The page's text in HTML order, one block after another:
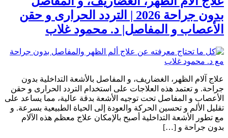
بدون جراحة 2026 | التردد الحرارى و حقن
الأعصاب و المفاصل| د. محمود غلاب
علاج آلام الظهر، الغضاريف، و المفاصل بالأشعة التداخلية بدون
جراحة. و تعتمد هذه العلاجات على استخدام التردد الحرارى و حقن
الأعصاب و المفاصل تحت توجيه الأشعة بدقة عالية، مما يساعد على
تقليل الألم و تحسين الحركة والعودة إلى الحياة الطبيعية بسرعة. و
مع تطور الأشعة التداخلية أصبح بالإمكان علاج معظم هذه الآلام
بدون جراحة و […]